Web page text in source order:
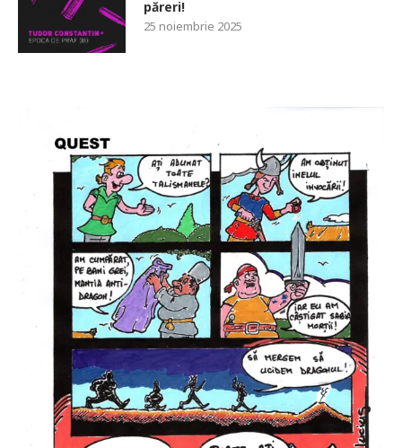
păreri!
25 noiembrie 2025